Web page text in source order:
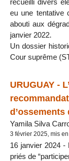
eu une tentative
abouti aux
janvier 2022.
Un dossier
Cour suprême
URUGUAY -
Yamila Silva
3 février 2025, mis
16 janvier 2024 -
priés de